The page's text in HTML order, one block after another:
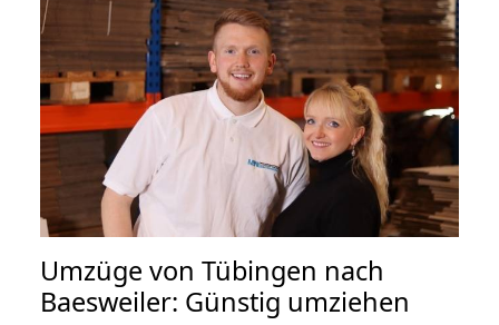
Umzüge von Tübingen nach
Baesweiler: Günstig umziehen